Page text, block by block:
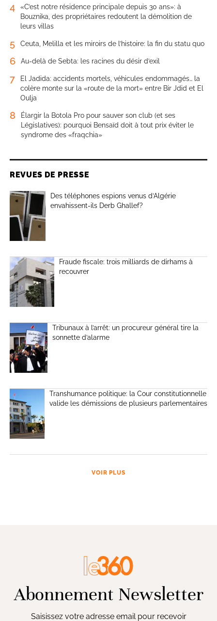
4
«C’est notre résidence principale depuis 30 ans»: à
Bouznika, des propriétaires redoutent la démolition de
leurs villas
5 Ceuta, Melilla et les miroirs de l’histoire: la fin du statu quo
6 Au-delà de Sebta: les racines du désir d’exil
7
El Jadida: accidents mortels, véhicules endommagés… la
colère monte sur la «route de la mort» entre Bir Jdid et El
Oulja
8
Élargir la Botola Pro pour sauver son club (et ses
Législatives): pourquoi Bensaïd doit à tout prix éviter le
syndrome des «fraqchia»
REVUES DE PRESSE
Des téléphones espions venus d’Algérie
envahissent-ils Derb Ghallef?
Fraude fiscale: trois milliards de dirhams à
recouvrer
Tribunaux à l’arrêt: un procureur général tire la
sonnette d’alarme
Transhumance politique: la Cour constitutionnelle
valide les démissions de plusieurs parlementaires
VOIR PLUS
Abonnement Newsletter
Saisissez votre adresse email pour recevoir